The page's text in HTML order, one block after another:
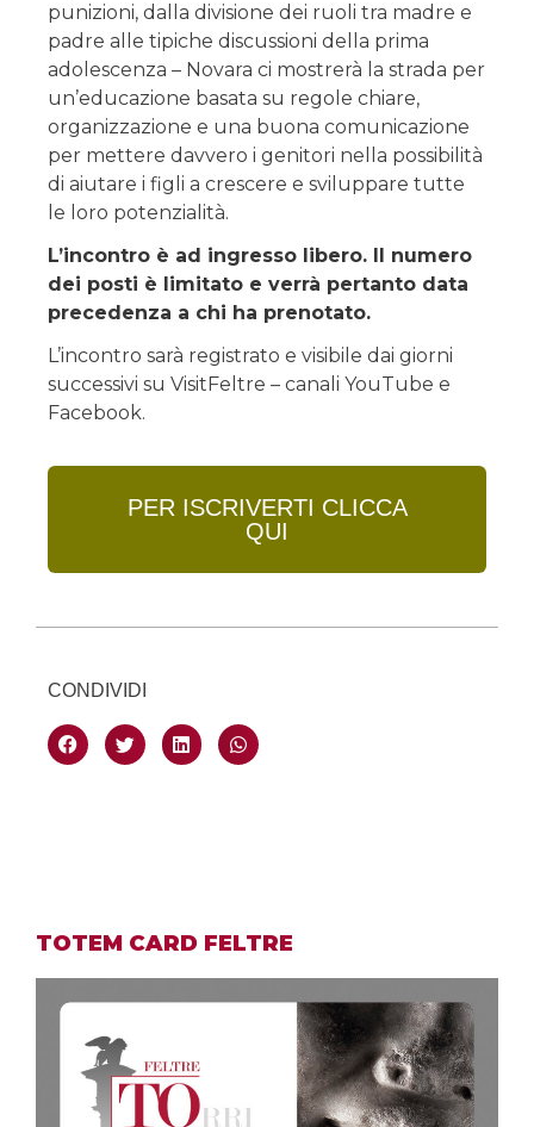
punizioni, dalla divisione dei ruoli tra madre e
padre alle tipiche discussioni della prima
adolescenza – Novara ci mostrerà la strada per
un’educazione basata su regole chiare,
organizzazione e una buona comunicazione
per mettere davvero i genitori nella possibilità
di aiutare i figli a crescere e sviluppare tutte
le loro potenzialità.
L’incontro è ad ingresso libero. Il numero
dei posti è limitato e verrà pertanto data
precedenza a chi ha prenotato.
L’incontro sarà registrato e visibile dai giorni
successivi su VisitFeltre – canali YouTube e
Facebook.
PER ISCRIVERTI CLICCA
QUI
CONDIVIDI
TOTEM CARD FELTRE